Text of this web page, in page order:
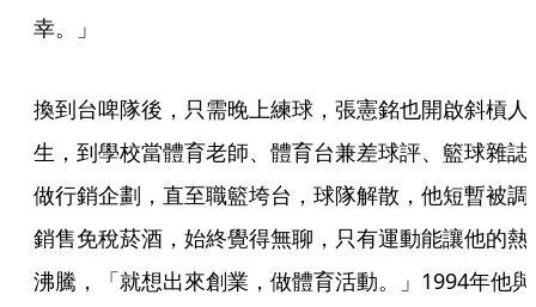
幸。」
換到台啤隊後，只需晚上練球，張憲銘也開啟斜槓人
生，到學校當體育老師、體育台兼差球評、籃球雜誌
做行銷企劃，直至職籃垮台，球隊解散，他短暫被調
銷售免稅菸酒，始終覺得無聊，只有運動能讓他的熱
沸騰，「就想出來創業，做體育活動。」1994年他